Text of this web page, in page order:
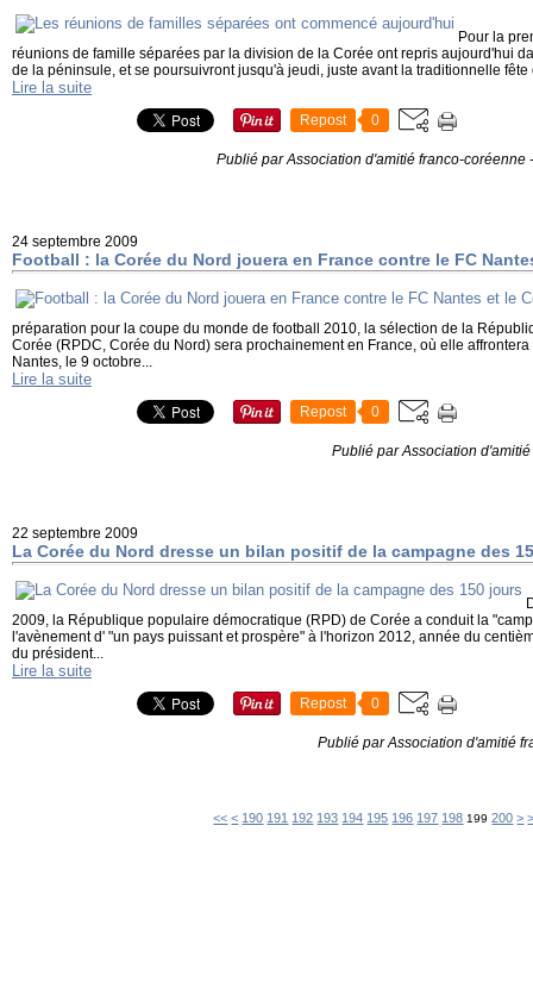
Pour la
réunions de famille séparées par la division de la Corée ont repris aujourd'hui
de la péninsule, et se poursuivront jusqu'à jeudi, juste avant la traditionnelle
Lire la suite
Repost 0
Publié par Association d'amitié franco-coréenne -
24 septembre 2009
Football : la Corée du Nord jouera en France contre le FC
préparation pour la coupe du monde de football 2010, la sélection de la
Corée (RPDC, Corée du Nord) sera prochainement en France, où elle
Nantes, le 9 octobre...
Lire la suite
Repost 0
Publié par Association
22 septembre 2009
La Corée du Nord dresse un bilan positif de la campagne des
2009, la République populaire démocratique (RPD) de Corée a conduit la
l'avènement d' "un pays puissant et prospère" à l'horizon 2012, année du
du président...
Lire la suite
Repost 0
Publié par Association d'amitié
<< < 100
110
120
130
140
150
160
170
180
190 191 192 193 194 195 196 197 198 199 200 >